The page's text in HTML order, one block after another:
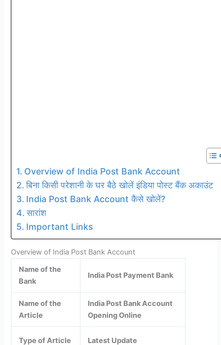
Overview of India Post Bank Account
बिना किसी परेशानी के घर बैठे खोलें इंडिया पोस्ट बैंक अकाउंट
India Post Bank Account कैसे खोलें?
सारांश
Important Links
Overview of India Post Bank Account
Name of the
Bank
India Post Payment Bank
Name of the
Article
India Post Bank Account
Opening Online
Type of Article Latest Update